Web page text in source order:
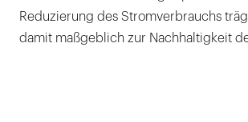
Reduzierung des Stromverbrauchs
damit maßgeblich zur Nachhaltigkeit